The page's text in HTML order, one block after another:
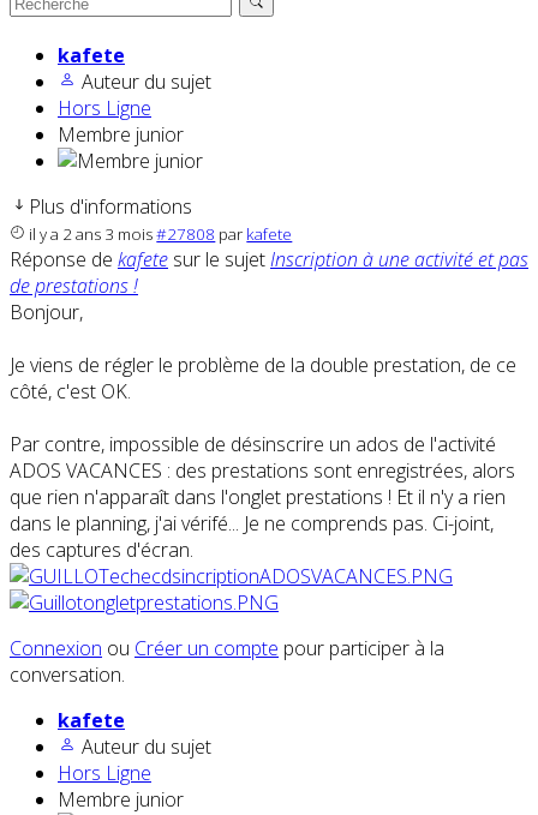
kafete
Auteur du sujet
Hors Ligne
Membre junior
Plus d'informations
il y a 2 ans 3 mois#27808 par kafete
Réponse de kafete sur le sujetInscription à une activité et pas
de prestations !
Bonjour,
Je viens de régler le problème de la double prestation, de ce
côté, c'est OK.
Par contre, impossible de désinscrire un ados de l'activité
ADOS VACANCES : des prestations sont enregistrées, alors
que rien n'apparaît dans l'onglet prestations ! Et il n'y a rien
dans le planning, j'ai vérifé... Je ne comprends pas. Ci-joint,
des captures d'écran.
Connexion ou Créer un compte pour participer à la
conversation.
kafete
Auteur du sujet
Hors Ligne
Membre junior